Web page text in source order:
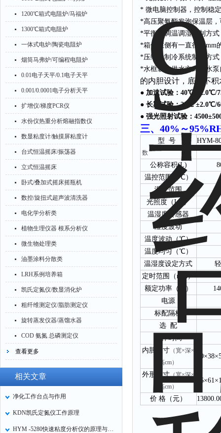
1200℃箱式电阻炉/马福炉
1300℃箱式电阻炉
一体式电炉/陶瓷电阻炉
烟筒马弗炉/可编程电阻炉
0.01电子天平/0.1电子天平
0.001/0.0001电子分析天平
扩增仪/梯度PCR仪
水份仪热重分析熔融指数仪
数显粘度计/触摸屏粘度计
台式恒温摇床/振荡器
立式恒温摇床
卧式/叠加式摇床摇瓶机
数控/旋扭式超声波清洗器
电化学分析类
植物生理仪器 根系分析仪
微生物处理类
油墨涂料分散类
LRH系例培养箱
凯氏定氮仪/数显消化炉
粗纤维测定仪/脂肪测定仪
旋转蒸发仪器/蒸馏水器
COD 氨氮 总磷测定仪
查看更多
相关文章
净化工作台点与作用
KDN凯氏定氮仪工作原理
HYM -5280快速粘度分析仪的原理与特点
* 微电脑控制器，控制稳
*高压聚氨酯发泡保温层
*平衡式调温调湿控制方
*箱体左侧有一直径30mm
*压缩机制冷系统制冷方
*水框装水供水方式，水
的内胆设计，底部不
● 加速试验：40℃ ±2.0℃/
● 长期试验：25℃ ±2.0℃/
● 强光照射试验：
三、 40%～
型 号
数
HYM-
公称容积(L)
温控范围（℃）
湿度范围
光照度（LX
）
温湿度传感器
湿度波动
温度波动（℃）
温度均匀（℃）
温湿度设定方式
定时范围（min）
额定功率（
）
电源
标配隔板
选 配
工作时间
内胆尺寸 （宽×深×
高cm）
外形尺寸（宽×深×
高cm）
价 格（元）